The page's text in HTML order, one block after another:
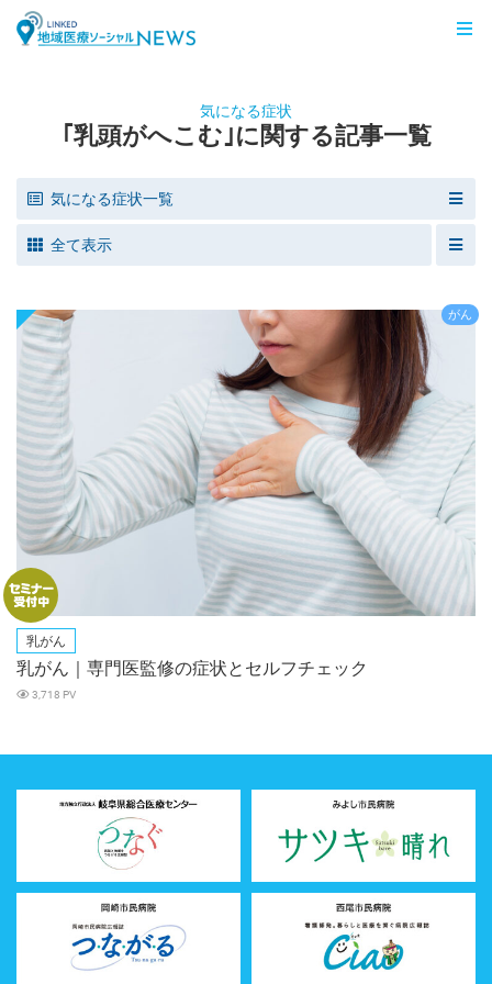
LINKED 地域医療ソーシャルNEWS
気になる症状
｢乳頭がへこむ｣に関する記事一覧
気になる症状一覧
がん
乳がん
乳がん｜専門医監修の症状とセルフチェック
3,718 PV
全て表示